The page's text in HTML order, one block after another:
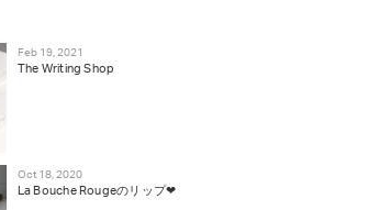
Feb 19, 2021
The Writing Shop
Oct 18, 2020
La Bouche Rougeのリップ❤︎